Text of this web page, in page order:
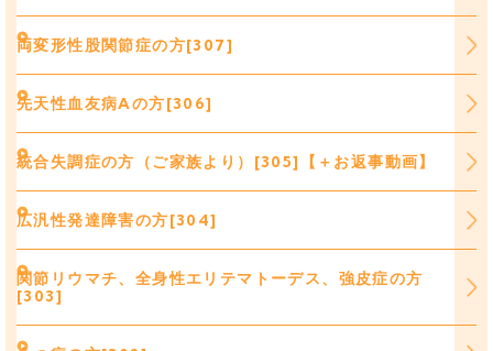
両変形性股関節症の方[307]
先天性血友病Aの方[306]
統合失調症の方（ご家族より）[305]【＋お返事動画】
広汎性発達障害の方[304]
関節リウマチ、全身性エリテマトーデス、強皮症の方
[303]